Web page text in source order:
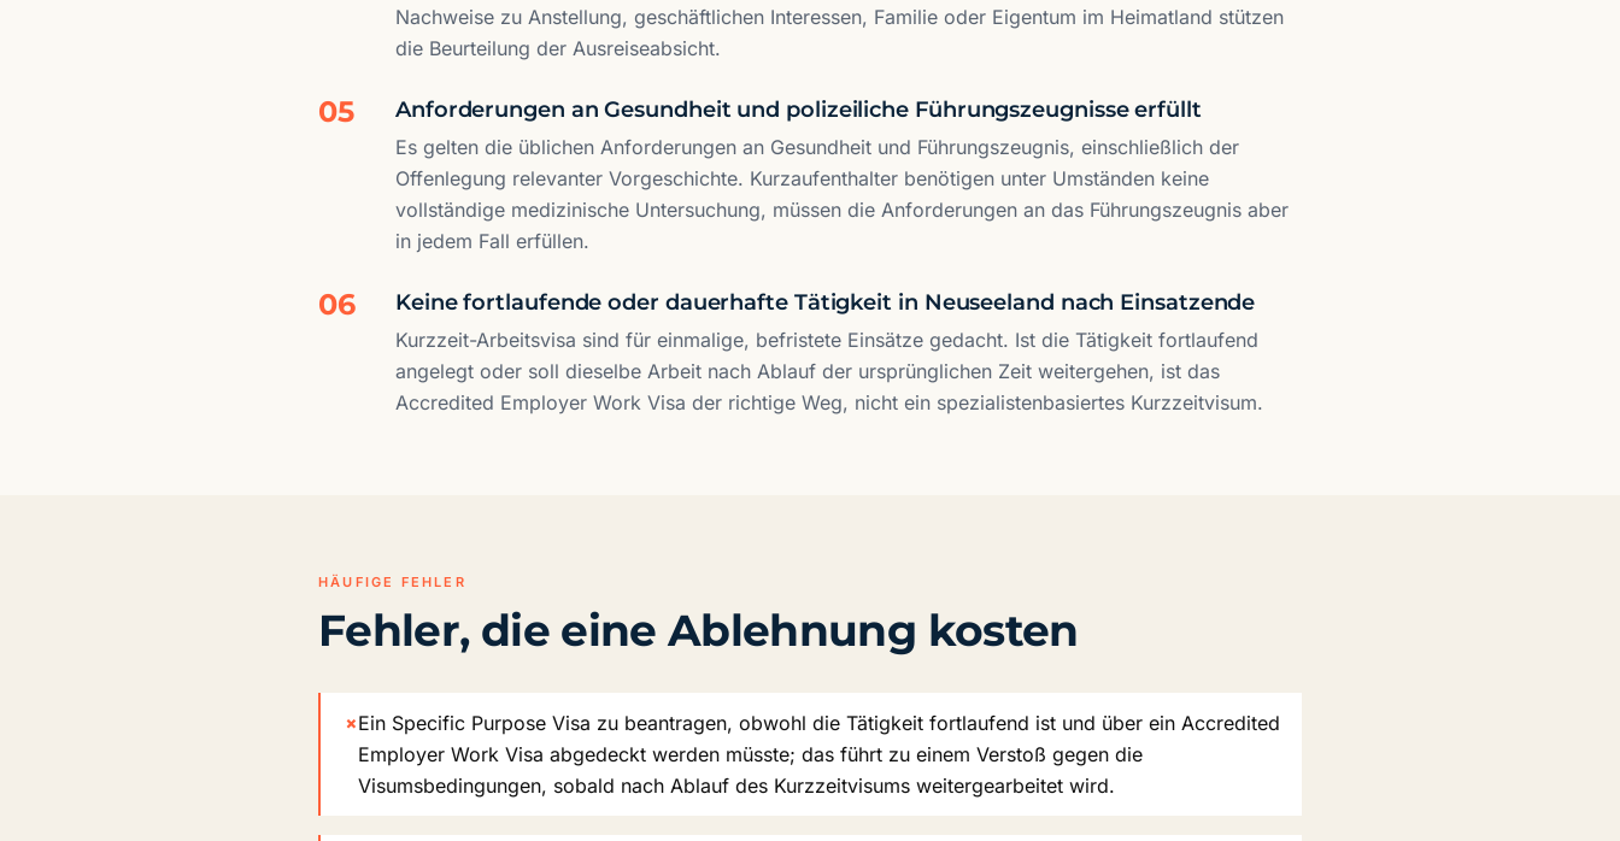
Nachweise zu Anstellung, geschäftlichen Interessen, Familie oder Eigentum im Heimatland stützen
die Beurteilung der Ausreiseabsicht.
05 Anforderungen an Gesundheit und polizeiliche Führungszeugnisse erfüllt
Es gelten die üblichen Anforderungen an Gesundheit und Führungszeugnis, einschließlich der
Offenlegung relevanter Vorgeschichte. Kurzaufenthalter benötigen unter Umständen keine
vollständige medizinische Untersuchung, müssen die Anforderungen an das Führungszeugnis aber
in jedem Fall erfüllen.
06 Keine fortlaufende oder dauerhafte Tätigkeit in Neuseeland nach Einsatzende
Kurzzeit-Arbeitsvisa sind für einmalige, befristete Einsätze gedacht. Ist die Tätigkeit fortlaufend
angelegt oder soll dieselbe Arbeit nach Ablauf der ursprünglichen Zeit weitergehen, ist das
Accredited Employer Work Visa der richtige Weg, nicht ein spezialistenbasiertes Kurzzeitvisum.
HÄUFIGE FEHLER
Fehler, die eine Ablehnung kosten
×Ein Specific Purpose Visa zu beantragen, obwohl die Tätigkeit fortlaufend ist und über ein Accredited
Employer Work Visa abgedeckt werden müsste; das führt zu einem Verstoß gegen die
Visumsbedingungen, sobald nach Ablauf des Kurzzeitvisums weitergearbeitet wird.